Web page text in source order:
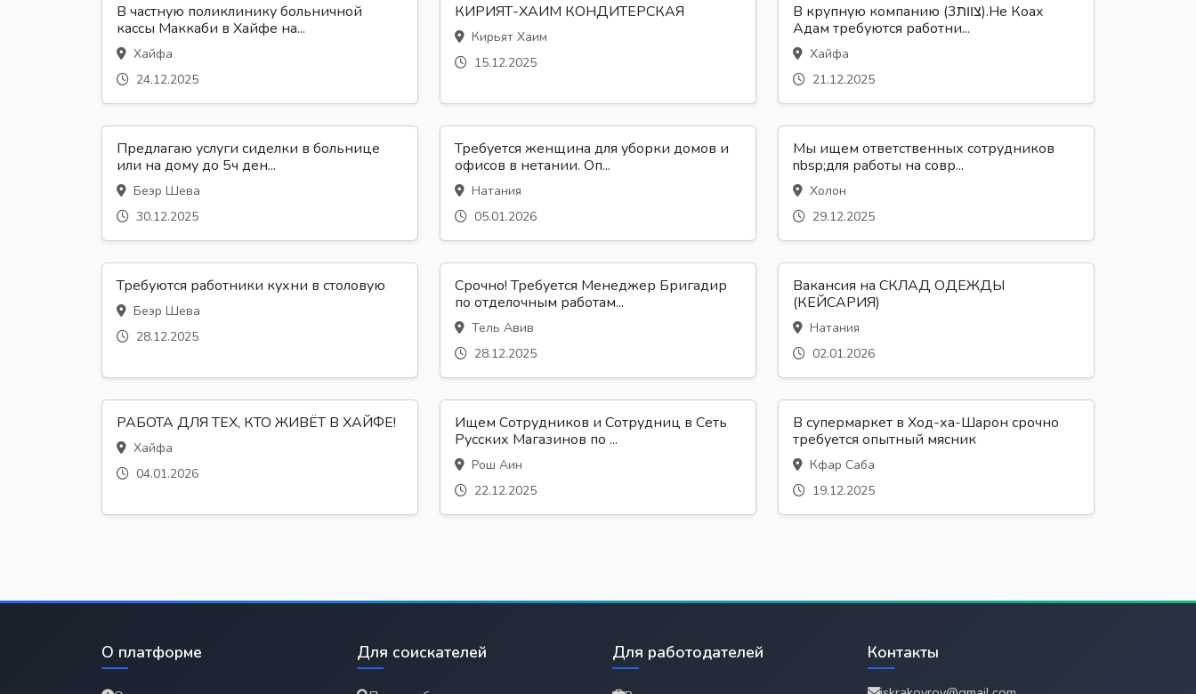
В частную поликлинику больничной
кассы Маккаби в Хайфе на...
Хайфа
24.12.2025
КИРИЯТ-ХАИМ КОНДИТЕРСКАЯ
Кирьят Хаим
15.12.2025
В крупную компанию (צוות3).Не Коах
Адам требуются работни...
Хайфа
21.12.2025
Предлагаю услуги сиделки в больнице
или на дому до 5ч ден...
Беэр Шева
30.12.2025
Требуется женщина для уборки домов и
офисов в нетании. Оп...
Натания
05.01.2026
Мы ищем ответственных сотрудников
nbsp;для работы на совр...
Холон
29.12.2025
Требуются работники кухни в столовую
Беэр Шева
28.12.2025
Срочно! Требуется Менеджер Бригадир
по отделочным работам...
Тель Авив
28.12.2025
Вакансия на СКЛАД ОДЕЖДЫ
(КЕЙСАРИЯ)
Натания
02.01.2026
РАБОТА ДЛЯ ТЕХ, КТО ЖИВЁТ В ХАЙФЕ!
Хайфа
04.01.2026
Ищем Сотрудников и Сотрудниц в Сеть
Русских Магазинов по ...
Рош Аин
22.12.2025
В супермаркет в Ход-ха-Шарон срочно
требуется опытный мясник
Кфар Саба
19.12.2025
О платформе Для соискателей Для работодателей Контакты